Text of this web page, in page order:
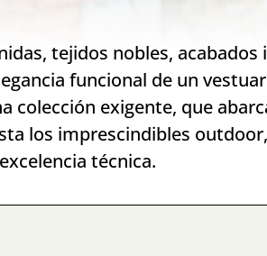
tejidos nobles, acabados
funcional de un
colección exigente, que
los imprescindibles
técnica.